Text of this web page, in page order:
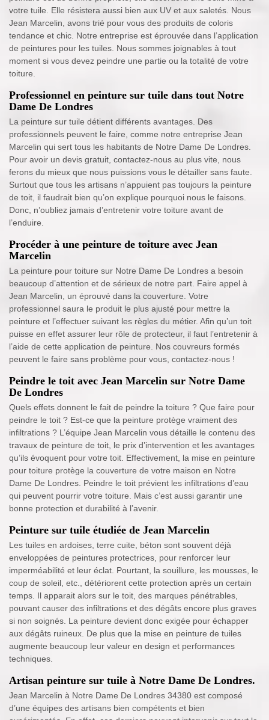
votre tuile. Elle résistera aussi bien aux UV et aux saletés. Nous
Jean Marcelin, avons trié pour vous des produits de coloris
tendance et chic. Notre entreprise est éprouvée dans l’application
de peintures pour les tuiles. Nous sommes joignables à tout
moment si vous devez peindre une partie ou la totalité de votre
toiture.
Professionnel en peinture sur tuile dans tout Notre
Dame De Londres
La peinture sur tuile détient différents avantages. Des
professionnels peuvent le faire, comme notre entreprise Jean
Marcelin qui sert tous les habitants de Notre Dame De Londres.
Pour avoir un devis gratuit, contactez-nous au plus vite, nous
ferons du mieux que nous puissions vous le détailler sans faute.
Surtout que tous les artisans n’appuient pas toujours la peinture
de toit, il faudrait bien qu’on explique pourquoi nous le faisons.
Donc, n’oubliez jamais d’entretenir votre toiture avant de
l’enduire.
Procéder à une peinture de toiture avec Jean
Marcelin
La peinture pour toiture sur Notre Dame De Londres a besoin
beaucoup d’attention et de sérieux de notre part. Faire appel à
Jean Marcelin, un éprouvé dans la couverture. Votre
professionnel saura le produit le plus ajusté pour mettre la
peinture et l’effectuer suivant les règles du métier. Afin qu’un toit
puisse en effet assurer leur rôle de protecteur, il faut l’entretenir à
l’aide de cette application de peinture. Nos couvreurs formés
peuvent le faire sans problème pour vous, contactez-nous !
Peindre le toit avec Jean Marcelin sur Notre Dame
De Londres
Quels effets donnent le fait de peindre la toiture ? Que faire pour
peindre le toit ? Est-ce que la peinture protège vraiment des
infiltrations ? L’équipe Jean Marcelin vous détaille le contenu des
travaux de peinture de toit, le prix d’intervention et les avantages
qu’ils évoquent pour votre toit. Effectivement, la mise en peinture
pour toiture protège la couverture de votre maison en Notre
Dame De Londres. Peindre le toit prévient les infiltrations d’eau
qui peuvent pourrir votre toiture. Mais c’est aussi garantir une
bonne protection et durabilité à l’avenir.
Peinture sur tuile étudiée de Jean Marcelin
Les tuiles en ardoises, terre cuite, béton sont souvent déjà
enveloppées de peintures protectrices, pour renforcer leur
imperméabilité et leur éclat. Pourtant, la souillure, les mousses, le
coup de soleil, etc., détériorent cette protection après un certain
temps. Il apparait alors sur le toit, des marques pénétrables,
pouvant causer des infiltrations et des dégâts encore plus graves
si non soignés. La peinture devient donc exigée pour échapper
aux dégâts ruineux. De plus que la mise en peinture de tuiles
augmente beaucoup leur valeur en design et performances
techniques.
Artisan peinture sur tuile à Notre Dame De Londres.
Jean Marcelin à Notre Dame De Londres 34380 est composé
d’une équipes des artisans bien compétents et bien